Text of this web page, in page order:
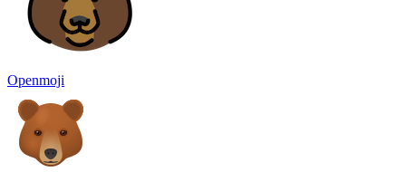
Openmoji